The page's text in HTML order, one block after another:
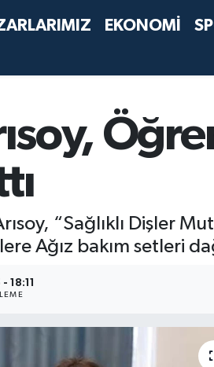
EKONOMİ
“Sağlıklı Dişler
Ağız bakım setleri
18:11